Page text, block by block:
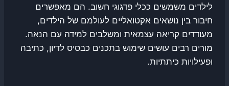
לילדים משמשים ככלי פדגוגי חשוב. הם מאפשרים
חיבור בין נושאים אקטואליים לעולמם של הילדים,
מעודדים קריאה עצמאית ומשלבים למידה עם הנאה.
מורים רבים עושים שימוש בתכנים כבסיס לדיון, כתיבה
ופעילויות כיתתיות.